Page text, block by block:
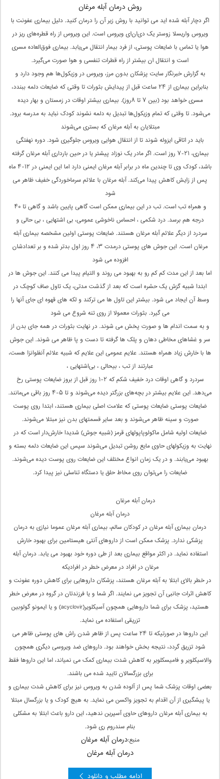
روش درمان آبله مرغان
اگر دچار آبله شده اید می توانید با روش زیر آن را درمان کنید. دلیل بیماری عفونت با
ویروس واریسلا زوستر یک دی‌ان‌ای ویروس است. این ویروس از راه قطره‌های ریز در
هوا یا تماس با ضایعات پوستی، از فرد بیمار انتقال می‌یابد. بیماری فوق‌العاده مسری
است و انتقال ان بیشتر از راه قطرات تنفسی و هوا صورت می‌گیرد.
به گزارش خبرنگار سایت پزشکان بدون مرز، ویروس در وزیکول‌ها هم وجود دارد و
بنابراین بیماری از ۲۴ ساعت قبل از پیدایش بثورات تا وقتی که ضایعات دلمه ببندد،
مسری خواهد بود (بین ۷ تا ۸روز). بیماری بیشتر اوقات در زمستان و بهار دیده
می‌شود. تا وقتی که تمام وزیکول‌ها تبدیل به دلمه نشوند کودک نباید به مدرسه برود.
مبتلایان به آبله مرغان که بستری می‌شوند
باید در اتاقی ایزوله شوند تا از انتقال هوایی ویروس جلوگیری شود. دوره نهفتگی
بیماری، ۲۱-۷ روز است. اگر مادر یک نوزاد پیشتر یا در حین بارداری آبله مرغان گرفته
باشد، کودک وی تا چندین ماه در برابر آبله مرغان ایمنی دارد اما این ایمنی در ۱۲-۴ ماه
پس از زایش کاهش پیدا می‌کند. آبله مرغان با علائم سرماخوردگی خفیف ظاهر می
شود
و همراه تب است. تب در این بیماری ممکن است گاهی پایین باشد و گاهی تا ۴۰
درجه هم برسد. درد شکمی ، احساس ناخوشی عمومی، بی اشتهایی ، بی حالی و
سردرد از دیگر علائم آبله مرغان هستند. ضایعات پوستی اولین مشخصه بیماری آبله
مرغان است. این جوش های پوستی درمدت ۳، ۴ روز اول بدتر شده و بر تعدادشان
افزوده می شود
اما بعد از این مدت کم کم رو به بهبود می روند و التیام پیدا می کنند. این جوش ها در
ابتدا شبیه گزش یک حشره است که بعد از گذشت مدتی، یک تاول صاف کوچک در
وسط آن ایجاد می شود. بیشتر این تاول ها می ترکند و لکه های قهوه ای جای آنها را
می گیرد. بثورات معمولا از روی تنه شروع می شود
و به سمت اندام ها و صورت پخش می شوند. در نهایت بثورات در همه جای بدن از
سر و غشاهای مخاطی دهان و پلک ها گرفته تا دست و پا ظاهر می شوند. این جوش
ها با خارش زیاد همراه هستند. علایم عمومی این علایم که شبیه علائم آنفلوانزا هست،
عبارتند از تب ، بیحالی ، بی‌اشتهایی ،
سردرد و گاهی اوقات درد خفیف شکم که ۲-۱ روز قبل از بروز ضایعات پوستی رخ
می‌دهد. این علایم بیشتر در بچه‌های بزرگتر دیده می‌شوند و تا ۵-۴ روز باقی می‌مانند.
ضایعات پوستی ضایعات پوستی که علامت اصلی بیماری هستند، ابتدا روی پوست
صورت و سینه ظاهر می‌شوند و بعد سایر قسمتهای بدن نیز مبتلا می‌شوند.
ضایعات اولیه شامل ماکولوپاپولهای قرمز (شبیه جوش) شدیدا خارش‌دار است که در
نهایت به وزیکولهای حاوی مایع روشن تبدیل می‌شوند سپس این ضایعات دلمه بسته و
بهبود می‌یابند. و در یک زمان انواع مختلف این ضایعات روی پوست دیده می‌شوند.
ضایعات را می‌توان روی مخاط حلق یا دستگاه تناسلی نیز پیدا کرد.
درمان آبله مرغان
درمان آبله مرغان
درمان بیماری آبله مرغان در کودکان سالم، بیماری آبله مرغان عموما نیازی به درمان
پزشکی ندارد. پزشک ممکن است از داروهای آنتی هیستامین برای بهبود خارش
استفاده نماید. در اکثر مواقع بیماری بعد از طی دوره خود بهبود می یابد. درمان آبله
مرغان در افراد در معرض خطر در افرادیکه
در خطر بالای ابتلا به آبله مرغان هستند، پزشکان داروهایی برای کاهش دوره عفونت و
کاهش اثرات جانبی آن تجویز می نمایند. اگر شما و یا فرزندتان در گروه در معرض خطر
هستید، پزشک برای شما داروهایی همچون آسیکلویر(acyclovir) و یا ایمونو گولوبین
تزریقی استفاده می نماید.
این داروها در صورتیکه تا ۲۴ ساعت پس از ظاهر شدن راش های پوستی ظاهر می
شود تزریق گردد، نتیجه بخش خواهند بود. داروهای ضد ویروسی دیگری همچون
والاسیکلویر و فامیسکلویر به کاهش شدت بیماری کمک می نمیاند، اما این داروها فقط
برای بزرگسالان تایید شده می باشند.
بعضی اوقات پزشک شما پس از آلوده شدن به ویروس نیز برای کاهش شدت بیماری و
یا پیشگیری از آن اقدام به تجویز واکسن می نماید. به هیچ کودک و یا بزرگسال مبتلا
به بیماری آبله مرغان داروهای حاوی آسپرین ندهید، این دارو باعث ابتلا به مشکلی
بنام سندروم ری شود.
منبع:درمان آبله مرغان
درمان آبله مرغان
ادامه مطلب و دانلود